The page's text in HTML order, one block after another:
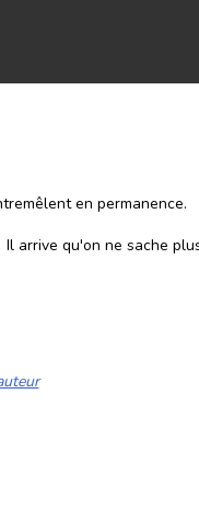
en permanence.
arrive qu'on ne sache